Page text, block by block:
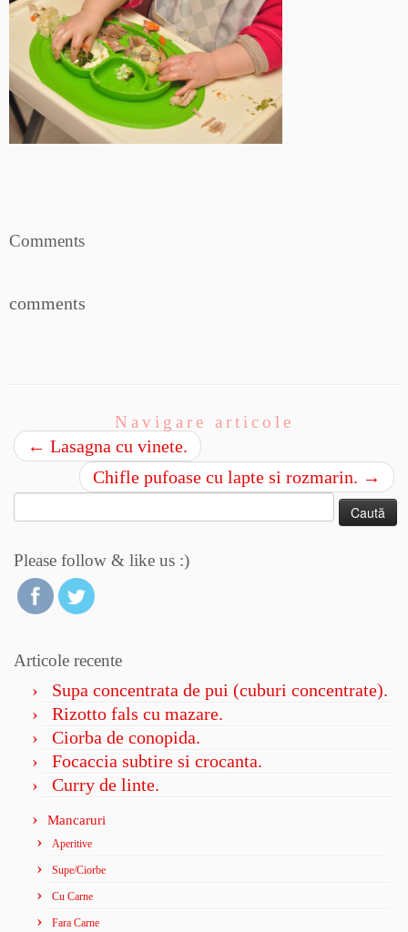
Comments
comments
Navigare articole
← Lasagna cu vinete.
Chifle pufoase cu lapte si rozmarin. →
după:
Please follow & like us :)
Articole recente
Supa concentrata de pui (cuburi concentrate).
Rizotto fals cu mazare.
Ciorba de conopida.
Focaccia subtire si crocanta.
Curry de linte.
Mancaruri
Aperitive
Supe/Ciorbe
Cu Carne
Fara Carne